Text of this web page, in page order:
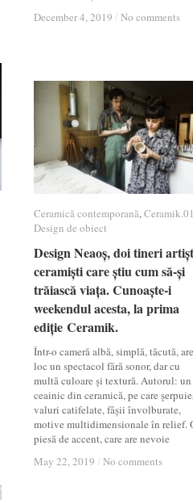
December 4, 2019 / No comments
December 4, 2019 / No comments
Ceramică contemporană,
Design de obiect
Design Neaoș, doi tineri
ceramiști care știu cum să-și
trăiască viața. Cunoaște-i
weekendul acesta, la prima
ediție Ceramik.
Într-o cameră albă, simplă, tăcută, are
loc un spectacol fără sonor, dar cu
multă culoare și textură. Autorul: un
ceainic din ceramică, pe care
valuri catifelate, fâșii învolburate,
motive multidimensionale în relief.
piesă de accent, care are nevoie
May 22, 2019 / No comments
Ceramică contemporană
Design de obiect
Design Neaoș, doi tineri
ceramiști care știu cum să-și
trăiască viața. Cunoaște-i
weekendul acesta, la prima
ediție Ceramik.
May 22, 2019 / No comments